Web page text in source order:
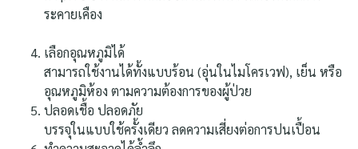
ระคายเคือง
เลือกอุณหภูมิได้
สามารถใช้งานได้ทั้งแบบร้อน (อุ่นในไมโครเวฟ), เย็น หรือ
อุณหภูมิห้อง ตามความต้องการของผู้ป่วย
ปลอดเชื้อ ปลอดภัย
บรรจุในแบบใช้ครั้งเดียว ลดความเสี่ยงต่อการปนเปื้อน